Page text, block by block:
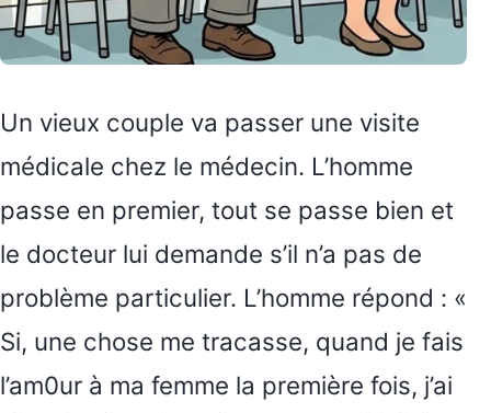
Un vieux couple va passer une visite
médicale chez le médecin. L’homme
passe en premier, tout se passe bien et
le docteur lui demande s’il n’a pas de
problème particulier. L’homme répond : «
Si, une chose me tracasse, quand je fais
l’am0ur à ma femme la première fois, j’ai